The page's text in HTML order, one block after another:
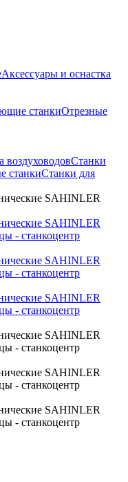
Аксeccyapы и оснастка
станкиОтрезные
воздуховодовСтанки
станкиСтанки для
SAHINLER